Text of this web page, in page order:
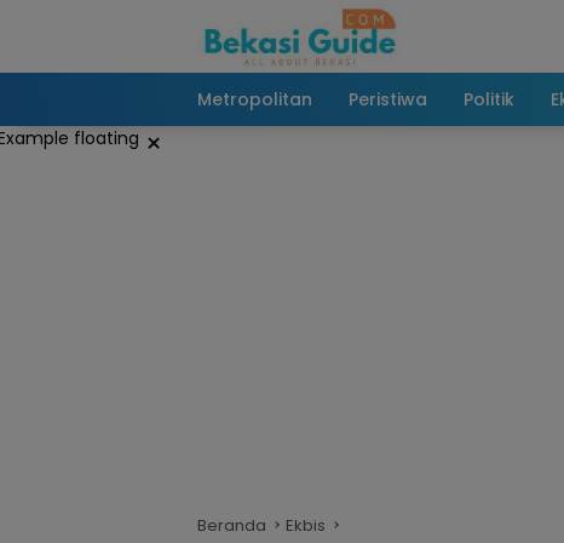
Metropolitan Peristiwa Politik
×
Beranda Ekbis